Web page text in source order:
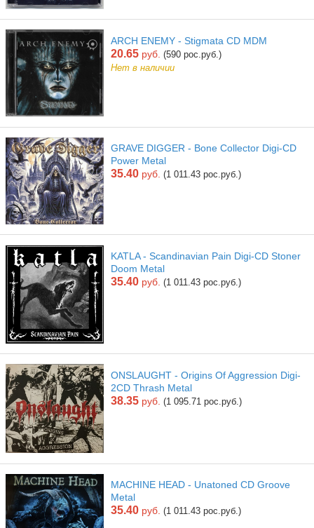
ARCH ENEMY - Stigmata CD MDM
20.65 руб. (590 рос.руб.)
Нет в наличии
GRAVE DIGGER - Bone Collector Digi-CD
Power Metal
35.40 руб. (1 011.43 рос.руб.)
KATLA - Scandinavian Pain Digi-CD Stoner
Doom Metal
35.40 руб. (1 011.43 рос.руб.)
ONSLAUGHT - Origins Of Aggression Digi-
2CD Thrash Metal
38.35 руб. (1 095.71 рос.руб.)
MACHINE HEAD - Unatoned CD Groove
Metal
35.40 руб. (1 011.43 рос.руб.)